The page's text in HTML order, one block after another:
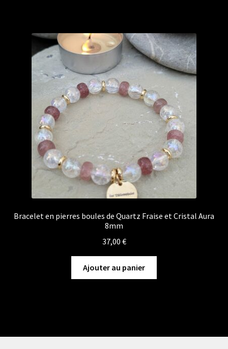
Bracelet en pierres boules de Quartz Fraise et Cristal Aura
8mm
37,00 €
Ajouter au panier